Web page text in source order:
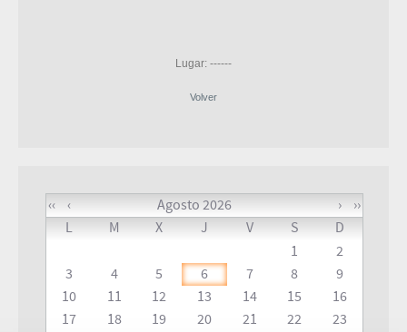
Lugar: ------
Volver
‹‹ ‹ Agosto 2026 ››
›
L
M X J V S
D
1
2
3
4 5 6 7 8
9
10
11 12 13 14 15
16
17
18 19 20 21 22 23